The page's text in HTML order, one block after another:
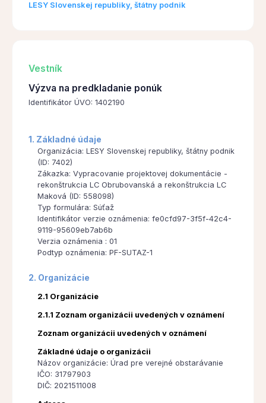
LESY Slovenskej republiky, štátny podnik
Vestník
Výzva na predkladanie ponúk
Identifikátor ÚVO: 1402190
1. Základné údaje
Organizácia: LESY Slovenskej republiky, štátny podnik
(ID: 7402)
Zákazka: Vypracovanie projektovej dokumentácie -
rekonštrukcia LC Obrubovanská a rekonštrukcia LC
Maková (ID: 558098)
Typ formulára: Súťaž
Identifikátor verzie oznámenia: fe0cfd97-3f5f-42c4-
9119-95609eb7ab6b
Verzia oznámenia : 01
Podtyp oznámenia: PF-SUTAZ-1
2. Organizácie
2.1 Organizácie
2.1.1 Zoznam organizácii uvedených v oznámení
Zoznam organizácii uvedených v oznámení
Základné údaje o organizácii
Názov organizácie: Úrad pre verejné obstarávanie
IČO: 31797903
DIČ: 2021511008